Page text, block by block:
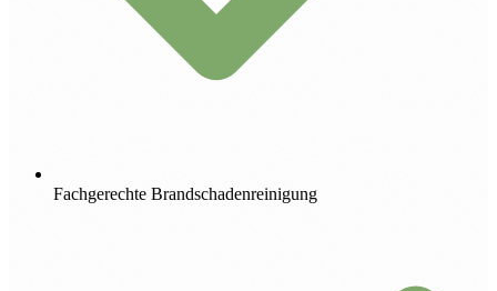
Fachgerechte Brandschadenreinigung